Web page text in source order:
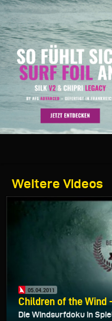
Weitere Videos
05.04.2011
Children of the Wind
Die Windsurfdoku in